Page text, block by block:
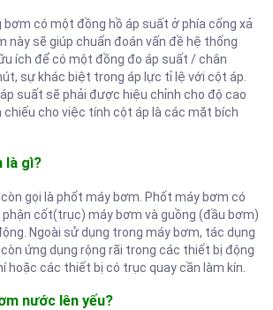
bơm có một đồng hồ áp suất ở phía cống xả
này sẽ giúp chuẩn đoán vấn đề hệ thống
ích để có một đồng đo áp suất / chân
sự khác biệt trong áp lực tỉ lệ với cột áp.
suất sẽ phải được hiệu chỉnh cho độ cao
cho việc tính cột áp là các mặt bích
là gì?
gọi là phốt máy bơm. Phốt máy bơm có
phận cốt(trục) máy bơm và guồng (đầu bơm)
Ngoài sử dụng trong máy bơm, tác dụng
ứng dụng rộng rãi trong các thiết bị động
hoặc các thiết bị có trục quay cần làm kín.
nước lên yếu?